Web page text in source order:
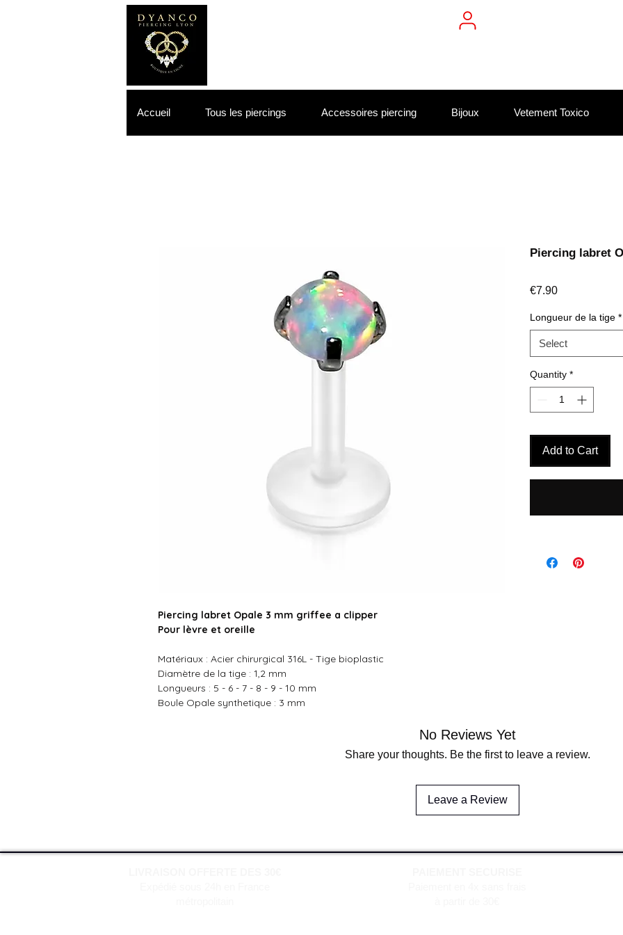
Accueil Tous les piercings Accessoires piercing Bijoux Vetement Toxico
Piercing labret Opale 3 mm griffee a clipper
Pour lèvre et oreille
Matériaux : Acier chirurgical 316L - Tige bioplastic
Diamètre de la tige : 1,2 mm
Longueurs : 5 - 6 - 7 - 8 - 9 - 10 mm
Boule Opale synthetique : 3 mm
Piercing labret
€7.90Price
Longueur de la tige *
Select
Quantity *
Add to Cart
No Reviews Yet
Share your thoughts. Be the first to leave a review.
Leave a Review